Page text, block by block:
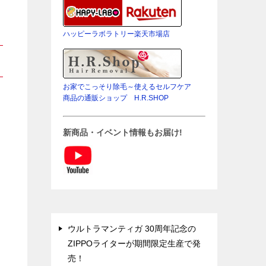
ハッピーラボラトリー楽天市場店
お家でこっそり除毛～使えるセルフケア
商品の通販ショップ H.R.SHOP
新商品・イベント情報もお届け!
ウルトラマンティガ 30周年記念の
ZIPPOライターが期間限定生産で発
売！